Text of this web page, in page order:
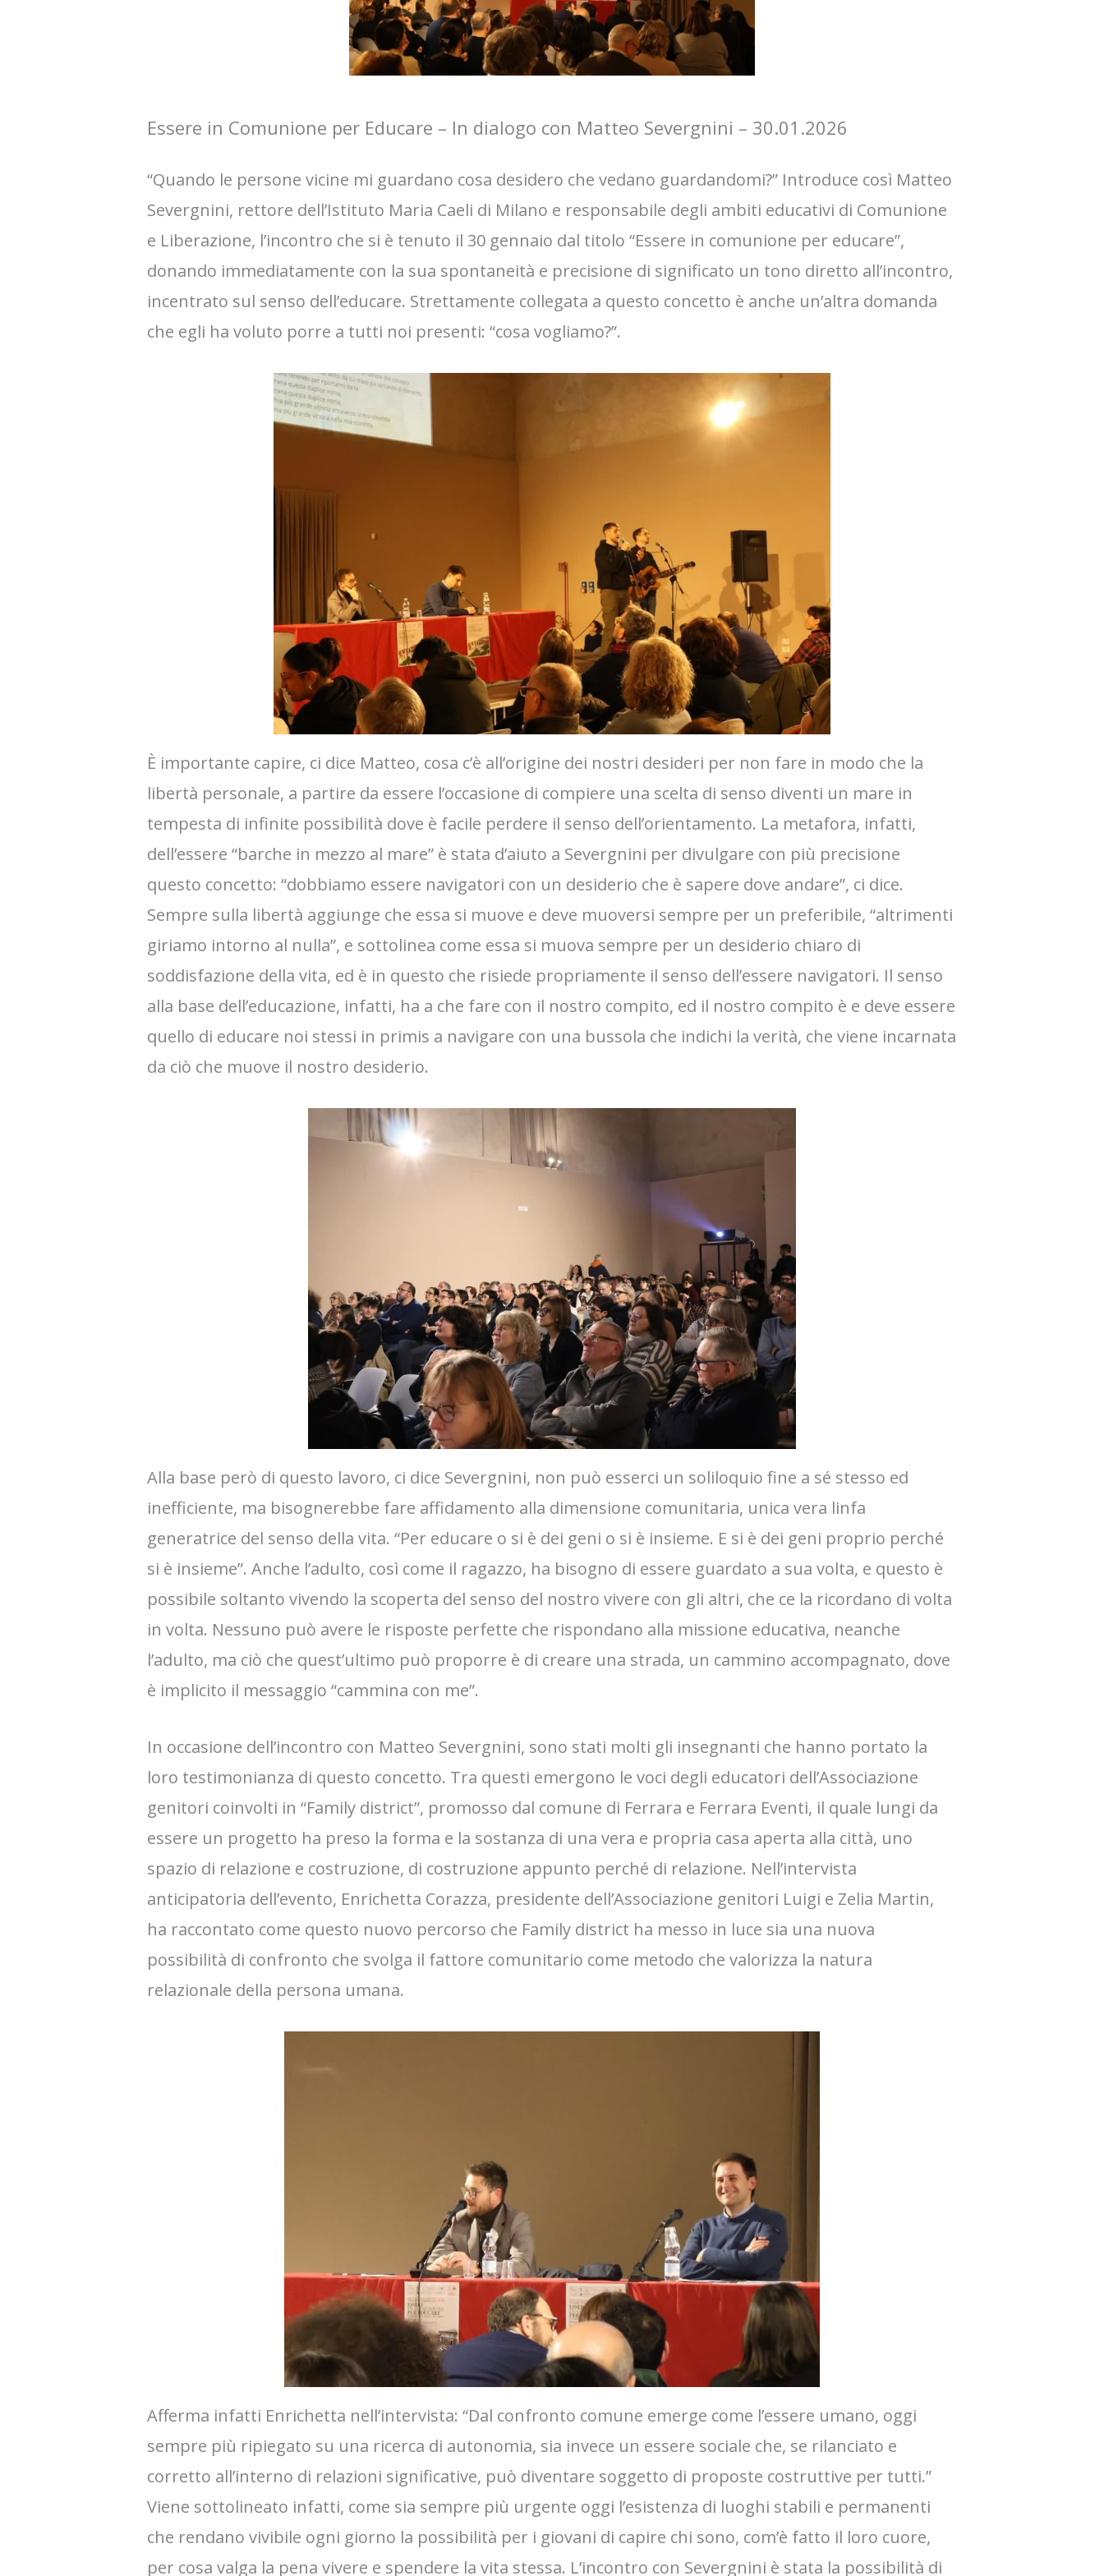
Essere in Comunione per Educare – In dialogo con Matteo Severgnini – 30.01.2026
“Quando le persone vicine mi guardano cosa desidero che vedano guardandomi?” Introduce così Matteo
Severgnini, rettore dell’Istituto Maria Caeli di Milano e responsabile degli ambiti educativi di Comunione
e Liberazione, l’incontro che si è tenuto il 30 gennaio dal titolo “Essere in comunione per educare”,
donando immediatamente con la sua spontaneità e precisione di significato un tono diretto all’incontro,
incentrato sul senso dell’educare. Strettamente collegata a questo concetto è anche un’altra domanda
che egli ha voluto porre a tutti noi presenti: “cosa vogliamo?”.
È importante capire, ci dice Matteo, cosa c’è all’origine dei nostri desideri per non fare in modo che la
libertà personale, a partire da essere l’occasione di compiere una scelta di senso diventi un mare in
tempesta di infinite possibilità dove è facile perdere il senso dell’orientamento. La metafora, infatti,
dell’essere “barche in mezzo al mare” è stata d’aiuto a Severgnini per divulgare con più precisione
questo concetto: “dobbiamo essere navigatori con un desiderio che è sapere dove andare”, ci dice.
Sempre sulla libertà aggiunge che essa si muove e deve muoversi sempre per un preferibile, “altrimenti
giriamo intorno al nulla”, e sottolinea come essa si muova sempre per un desiderio chiaro di
soddisfazione della vita, ed è in questo che risiede propriamente il senso dell’essere navigatori. Il senso
alla base dell’educazione, infatti, ha a che fare con il nostro compito, ed il nostro compito è e deve essere
quello di educare noi stessi in primis a navigare con una bussola che indichi la verità, che viene incarnata
da ciò che muove il nostro desiderio.
Alla base però di questo lavoro, ci dice Severgnini, non può esserci un soliloquio fine a sé stesso ed
inefficiente, ma bisognerebbe fare affidamento alla dimensione comunitaria, unica vera linfa
generatrice del senso della vita. “Per educare o si è dei geni o si è insieme. E si è dei geni proprio perché
si è insieme”. Anche l’adulto, così come il ragazzo, ha bisogno di essere guardato a sua volta, e questo è
possibile soltanto vivendo la scoperta del senso del nostro vivere con gli altri, che ce la ricordano di volta
in volta. Nessuno può avere le risposte perfette che rispondano alla missione educativa, neanche
l’adulto, ma ciò che quest’ultimo può proporre è di creare una strada, un cammino accompagnato, dove
è implicito il messaggio “cammina con me”.
In occasione dell’incontro con Matteo Severgnini, sono stati molti gli insegnanti che hanno portato la
loro testimonianza di questo concetto. Tra questi emergono le voci degli educatori dell’Associazione
genitori coinvolti in “Family district”, promosso dal comune di Ferrara e Ferrara Eventi, il quale lungi da
essere un progetto ha preso la forma e la sostanza di una vera e propria casa aperta alla città, uno
spazio di relazione e costruzione, di costruzione appunto perché di relazione. Nell’intervista
anticipatoria dell’evento, Enrichetta Corazza, presidente dell’Associazione genitori Luigi e Zelia Martin,
ha raccontato come questo nuovo percorso che Family district ha messo in luce sia una nuova
possibilità di confronto che svolga il fattore comunitario come metodo che valorizza la natura
relazionale della persona umana.
Afferma infatti Enrichetta nell’intervista: “Dal confronto comune emerge come l’essere umano, oggi
sempre più ripiegato su una ricerca di autonomia, sia invece un essere sociale che, se rilanciato e
corretto all’interno di relazioni significative, può diventare soggetto di proposte costruttive per tutti.”
Viene sottolineato infatti, come sia sempre più urgente oggi l’esistenza di luoghi stabili e permanenti
che rendano vivibile ogni giorno la possibilità per i giovani di capire chi sono, com’è fatto il loro cuore,
per cosa valga la pena vivere e spendere la vita stessa. L’incontro con Severgnini è stata la possibilità di